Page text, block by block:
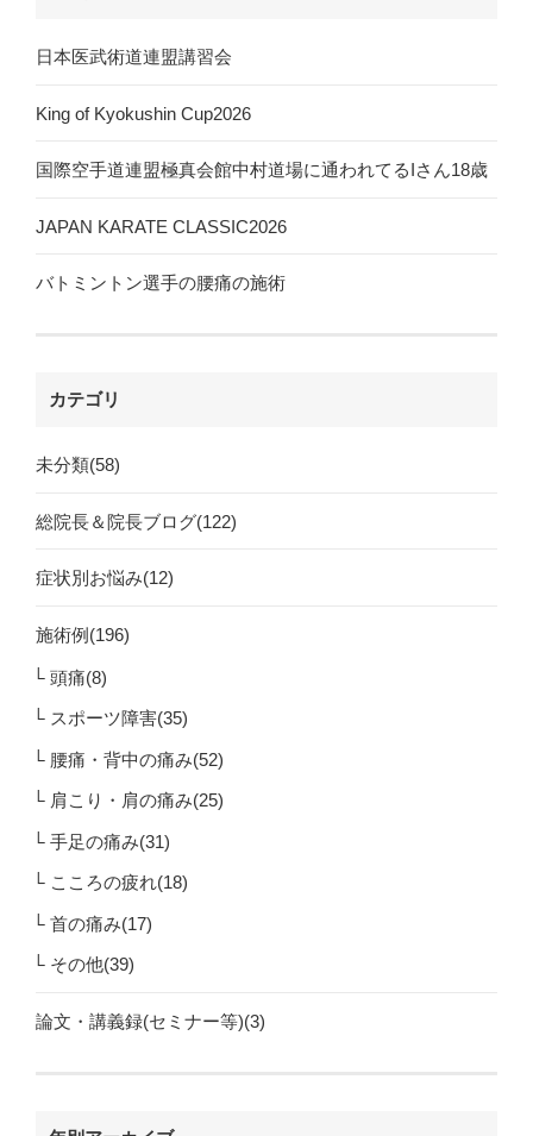
日本医武術道連盟講習会
King of Kyokushin Cup2026
国際空手道連盟極真会館中村道場に通われてるIさん18歳
JAPAN KARATE CLASSIC2026
バトミントン選手の腰痛の施術
カテゴリ
未分類(58)
総院長＆院長ブログ(122)
症状別お悩み(12)
施術例(196)
頭痛(8)
スポーツ障害(35)
腰痛・背中の痛み(52)
肩こり・肩の痛み(25)
手足の痛み(31)
こころの疲れ(18)
首の痛み(17)
その他(39)
論文・講義録(セミナー等)(3)